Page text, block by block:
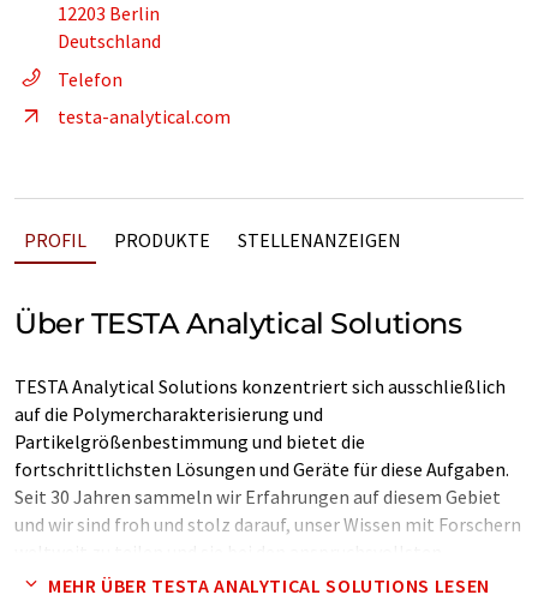
12203 Berlin
Deutschland
Telefon
testa-analytical.com
PROFIL PRODUKTE STELLENANZEIGEN
Über TESTA Analytical Solutions
TESTA Analytical Solutions konzentriert sich ausschließlich
auf die Polymercharakterisierung und
Partikelgrößenbestimmung und bietet die
fortschrittlichsten Lösungen und Geräte für diese Aufgaben.
Seit 30 Jahren sammeln wir Erfahrungen auf diesem Gebiet
und wir sind froh und stolz darauf, unser Wissen mit Forschern
Anwendungen zu unterstützen.
MEHR ÜBER TESTA ANALYTICAL SOLUTIONS LESEN